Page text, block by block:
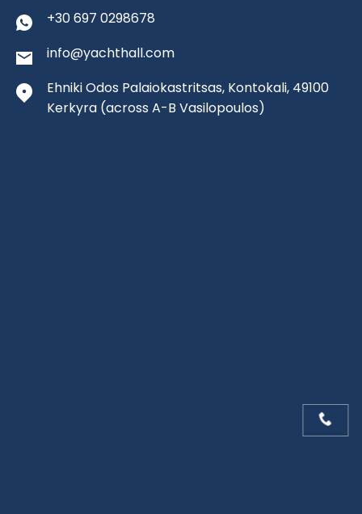
+30 697 0298678
info@yachthall.com
Ehniki Odos Palaiokastritsas, Kontokali, 49100
Kerkyra (across A-B Vasilopoulos)